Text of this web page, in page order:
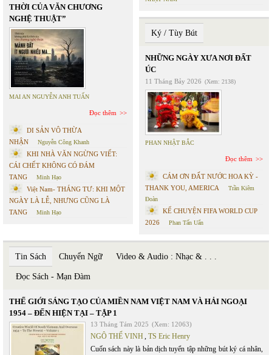
THỜI CỦA VĂN CHƯƠNG
NGHỆ THUẬT”
MAI AN NGUYỄN ANH TUẤN
Đọc thêm
DI SẢN VÔ THỪA
NHẬN
Nguyễn Công Khanh
KHI NHÀ VĂN NGỪNG VIẾT:
CÁI CHẾT KHÔNG CÓ ĐÁM
TANG
Minh Hạo
Việt Nam- THÁNG TƯ: KHI MỘT
NGÀY LÀ LỄ, NHƯNG CŨNG LÀ
TANG
Minh Hạo
Ký / Tùy Bút
NHỮNG NGÀY XƯA NƠI ĐẤT
ÚC
11 Tháng Bảy 2026 (Xem: 2138)
PHAN NHẬT BẮC
Đọc thêm
CÁM ƠN ĐẤT NƯỚC HOA KỲ -
THANK YOU, AMERICA
Trần Kiêm
Đoàn
KỂ CHUYỆN FIFA WORLD CUP
2026
Phan Tấn Uẩn
Tin Sách Chuyển Ngữ Video & Audio : Nhạc & . . .
Đọc Sách - Mạn Đàm
THẾ GIỚI SÁNG TẠO CỦA MIỀN NAM VIỆT NAM VÀ HẢI NGOẠI
1954 – ĐẾN HIỆN TẠI – TẬP 1
13 Tháng Tám 2025 (Xem: 12063)
NGÔ THẾ VINH, TS Eric Henry
Cuốn sách này là bản dịch tuyển tập những bút ký cá nhân,